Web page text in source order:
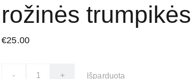
rožinės trumpikės
€25.00
- + Išparduota